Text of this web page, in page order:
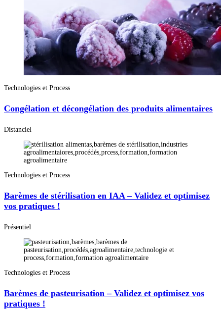
Technologies et Process
Congélation et décongélation des produits alimentaires
Distanciel
Technologies et Process
Barèmes de stérilisation en IAA – Validez et optimisez
vos pratiques !
Présentiel
Technologies et Process
Barèmes de pasteurisation – Validez et optimisez vos
pratiques !